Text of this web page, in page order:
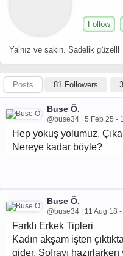
About Us
Licence
Follow
Yalnız ve sakin. Sadelik güzelll
Posts 81 Followers
Buse Ö.
@buse34 | 5 Feb 25 -
Hep yokuş yolumuz.
Nereye kadar böyle?
Buse Ö.
@buse34 | 11 Aug 18
Farklı Erkek Tipleri
Kadın akşam işten
gider. Sofrayı